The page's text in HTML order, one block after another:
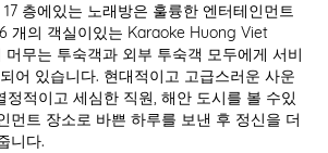
층에있는 노래방은 훌륭한 엔터테인먼트
개의 객실이있는 Karaoke Huong Viet
무는 투숙객과 외부 투숙객 모두에게 서비
어 있습니다. 현대적이고 고급스러운 사운
정적이고 세심한 직원, 해안 도시를 볼 수있
먼트 장소로 바쁜 하루를 보낸 후 정신을 더
니다.